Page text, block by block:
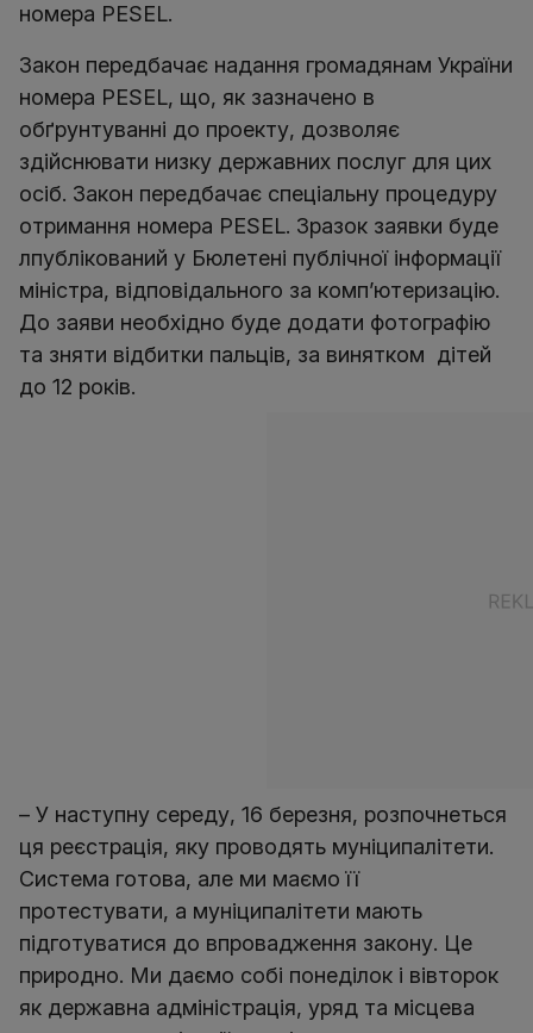
номера PESEL.
Закон передбачає надання громадянам України
номера PESEL, що, як зазначено в
обґрунтуванні до проекту, дозволяє
здійснювати низку державних послуг для цих
осіб. Закон передбачає спеціальну процедуру
отримання номера PESEL. Зразок заявки буде
лпублікований у Бюлетені публічної інформації
міністра, відповідального за комп’ютеризацію.
До заяви необхідно буде додати фотографію
та зняти відбитки пальців, за винятком дітей
до 12 років.
– У наступну середу, 16 березня, розпочнеться
ця реєстрація, яку проводять муніципалітети.
Система готова, але ми маємо її
протестувати, а муніципалітети мають
підготуватися до впровадження закону. Це
природно. Ми даємо собі понеділок і вівторок
як державна адміністрація, уряд та місцева